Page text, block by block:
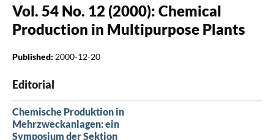
Vol. 54 No. 12 (2000): Chemical
Production in Multipurpose Plants
Published: 2000-12-20
Editorial
Chemische Produktion in
Mehrzweckanlagen: ein
Symposium der Sektion